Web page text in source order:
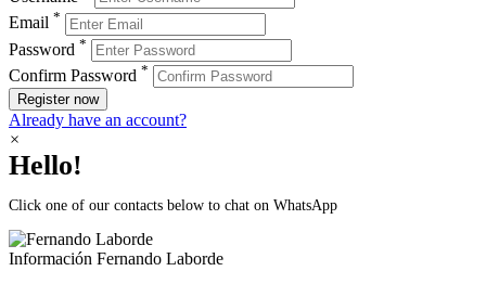
Email *
Password *
Confirm Password *
Register now
Already have an account?
×
Hello!
Click one of our contacts below to chat on WhatsApp
Información Fernando Laborde